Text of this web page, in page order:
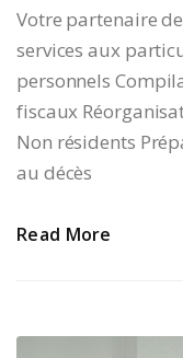
Votre partenaire
services aux
personnels
fiscaux
Non résidents
au décès
Read More